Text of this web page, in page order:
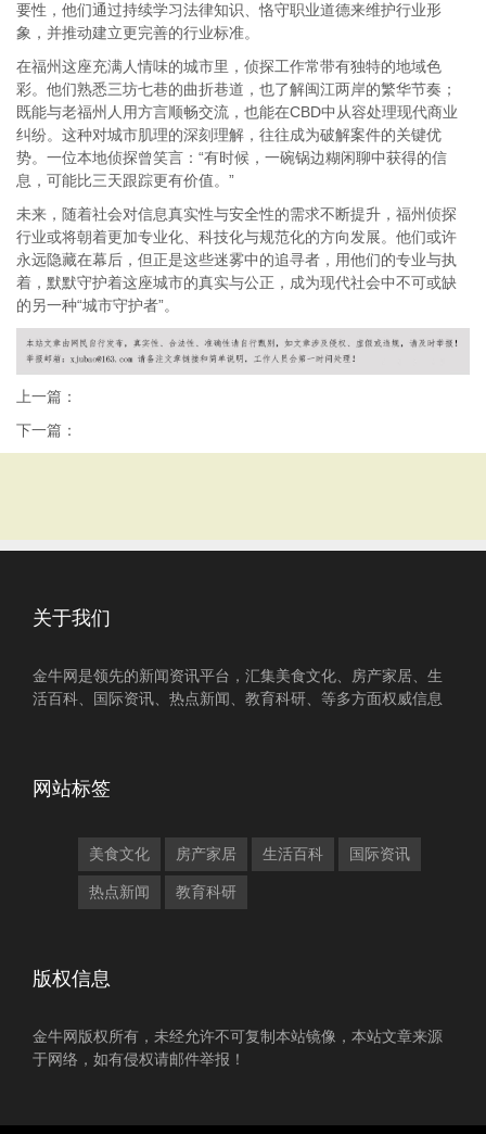
要性，他们通过持续学习法律知识、恪守职业道德来维护行业形
象，并推动建立更完善的行业标准。
在福州这座充满人情味的城市里，侦探工作常带有独特的地域色
彩。他们熟悉三坊七巷的曲折巷道，也了解闽江两岸的繁华节奏；
既能与老福州人用方言顺畅交流，也能在CBD中从容处理现代商业
纠纷。这种对城市肌理的深刻理解，往往成为破解案件的关键优
势。一位本地侦探曾笑言：“有时候，一碗锅边糊闲聊中获得的信
息，可能比三天跟踪更有价值。”
未来，随着社会对信息真实性与安全性的需求不断提升，福州侦探
行业或将朝着更加专业化、科技化与规范化的方向发展。他们或许
永远隐藏在幕后，但正是这些迷雾中的追寻者，用他们的专业与执
着，默默守护着这座城市的真实与公正，成为现代社会中不可或缺
的另一种“城市守护者”。
上一篇：
下一篇：
关于我们
金牛网是领先的新闻资讯平台，汇集美食文化、房产家居、生
活百科、国际资讯、热点新闻、教育科研、等多方面权威信息
网站标签
美食文化 房产家居 生活百科 国际资讯
热点新闻 教育科研
版权信息
金牛网版权所有，未经允许不可复制本站镜像，本站文章来源
于网络，如有侵权请邮件举报！